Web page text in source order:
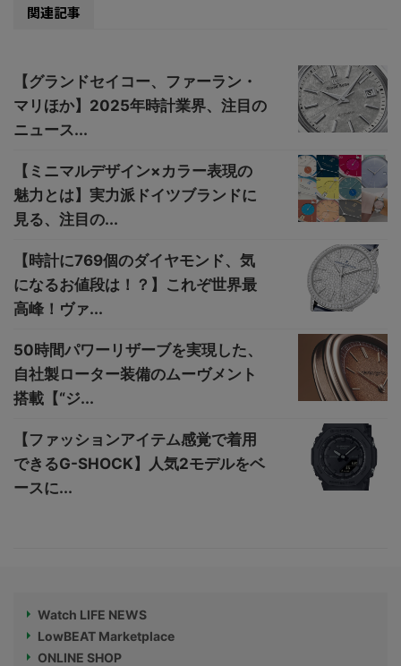
関連記事
【グランドセイコー、ファーラン・
マリほか】2025年時計業界、注目の
ニュース...
【ミニマルデザイン×カラー表現の
魅力とは】実力派ドイツブランドに
見る、注目の...
【時計に769個のダイヤモンド、気
になるお値段は！？】これぞ世界最
高峰！ヴァ...
50時間パワーリザーブを実現した、
自社製ローター装備のムーヴメント
搭載【“ジ...
【ファッションアイテム感覚で着用
できるG-SHOCK】人気2モデルをベ
ースに...
Watch LIFE NEWS
LowBEAT Marketplace
ONLINE SHOP